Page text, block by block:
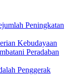
Peningkatan
Kebudayaan
Peradaban
Penggerak